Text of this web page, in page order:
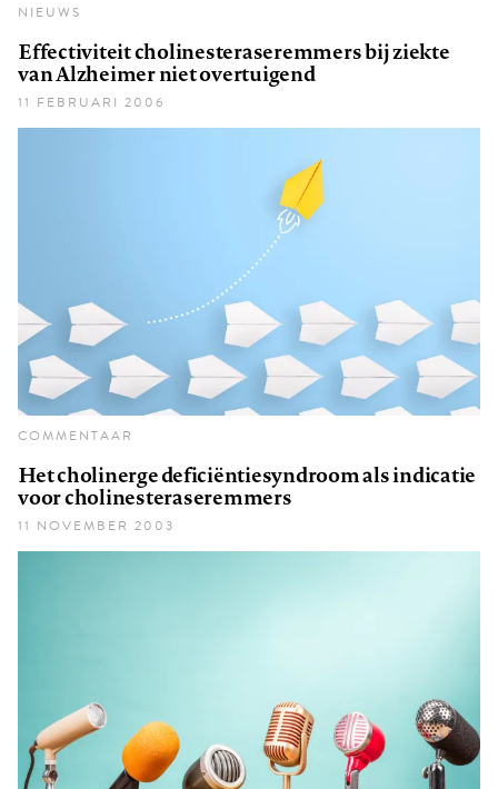
NIEUWS
Effectiviteit cholinesteraseremmers bij ziekte
van Alzheimer niet overtuigend
11 FEBRUARI 2006
COMMENTAAR
Het cholinerge deficiëntiesyndroom als indicatie
voor cholinesteraseremmers
11 NOVEMBER 2003